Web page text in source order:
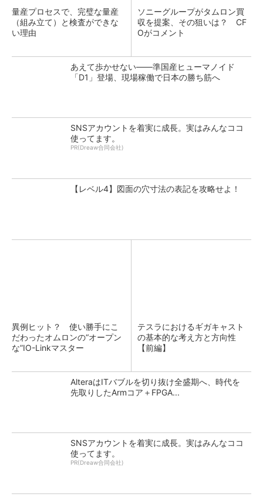
量産プロセスで、完璧な量産
（組み立て）と検査ができな
い理由
ソニーグループがタムロン買
収を提案、その狙いは？ CF
Oがコメント
あえて歩かせない――準国産ヒューマノイド
「D1」登場、現場稼働で日本の勝ち筋へ
SNSアカウントを着実に成長。実はみんなココ
使ってます。
PR(Dreaw合同会社)
【レベル4】図面の穴寸法の表記を攻略せよ！
異例ヒット？ 使い勝手にこ
だわったオムロンの“オープン
な”IO-Linkマスター
テスラにおけるギガキャスト
の基本的な考え方と方向性
【前編】
AlteraはITバブルを切り抜け全盛期へ、時代を
先取りしたArmコア＋FPGA...
SNSアカウントを着実に成長。実はみんなココ
使ってます。
PR(Dreaw合同会社)